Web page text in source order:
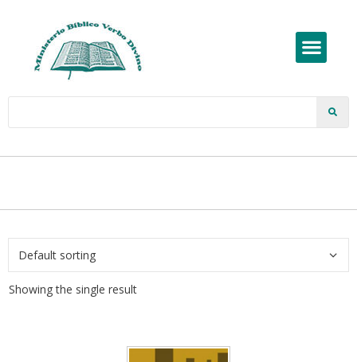
Showing the single result